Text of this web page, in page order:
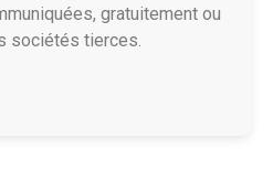
gratuitement ou
sociétés tierces.